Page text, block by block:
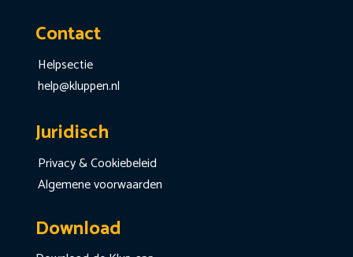
Contact
Helpsectie
help@kluppen.nl
Juridisch
Privacy & Cookiebeleid
Algemene voorwaarden
Download